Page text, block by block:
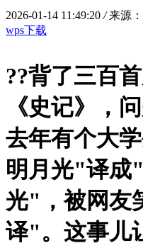
2026-01-14 11:49:20 / 来源
wps下载
??背了三百
《史记》，
去年有个大
明月光"译成
光"，被网友
译"。这事儿